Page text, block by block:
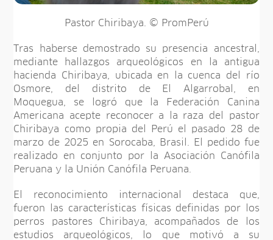
Pastor Chiribaya. © PromPerú
Tras haberse demostrado su presencia ancestral,
mediante hallazgos arqueológicos en la antigua
hacienda Chiribaya, ubicada en la cuenca del río
Osmore, del distrito de El Algarrobal, en
Moquegua, se logró que la Federación Canina
Americana acepte reconocer a la raza del pastor
Chiribaya como propia del Perú el pasado 28 de
marzo de 2025 en Sorocaba, Brasil. El pedido fue
realizado en conjunto por la Asociación Canófila
Peruana y la Unión Canófila Peruana.
El reconocimiento internacional destaca que,
fueron las características físicas definidas por los
perros pastores Chiribaya, acompañados de los
estudios arqueológicos, lo que motivó a su